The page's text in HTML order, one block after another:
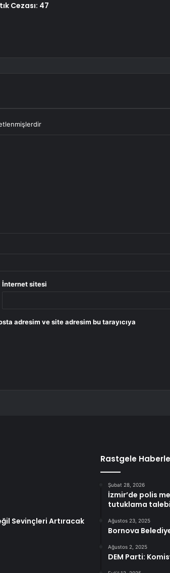
Cezası: 47
İnternet sitesi
adresim ve site adresim bu tarayıcıya
Sevinçleri Artıracak
Rastgele
Şubat 28, 2026
İzmir’de polis
tutuklama talebi
Ağustos 23, 2025
Bornova
Ağustos 2, 2025
DEM Parti: